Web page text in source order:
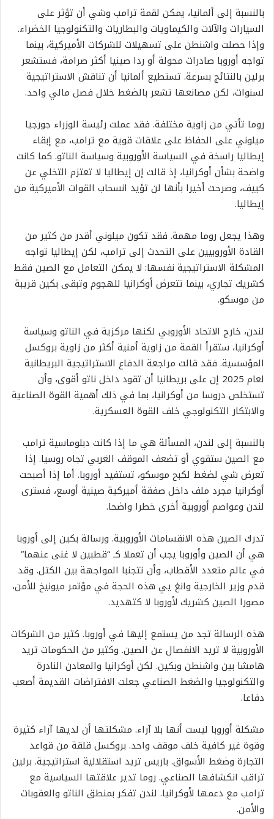
بالنسبة إلى ألمانيا، يمكن لقمة ترامب وشي أن تؤثر على
السيارات والآلات والكيماويات والبطاريات والتكنولوجيا الخضراء.
وإذا حصلت واشنطن على تسهيلات للشركات الأميركية، بينما
تواجه أوروبا صادرات محولة أو ردا صينيا أكثر صرامة، فستشعر
برلين بالنتائج بسرعة. تستطيع ألمانيا أن تناقش الاستراتيجية
لسنوات، لكن مصانعها تشعر بالضغط خلال فصل مالي واحد.
روما تأتي من زاوية مختلفة. فقد عملت رئيسة الوزراء جورجيا
ميلوني على الحفاظ على علاقات قوية مع ترامب، مع إبقاء
إيطاليا راسخة في السياسة الأوروبية وسياسة الناتو. كما كانت
واضحة بشأن أوكرانيا، إذ قالت إن إيطاليا لا تعتزم التخلي عن
كييف، وصرحت أخيرا بأنها لن تؤيد انسحاب القوات الأميركية من
إيطاليا.
وهذا يجعل روما مهمة. فقد تكون ميلوني أقدر من كثير من
القادة الأوروبيين على التحدث إلى ترامب، لكن إيطاليا تواجه
المشكلة الاستراتيجية نفسها: لا يمكن التعامل مع الصين فقط
كشريك تجاري، بينما تتعرض أوكرانيا للهجوم وتبقى بكين قريبة
من موسكو.
لندن، خارج الاتحاد الأوروبي لكنها مركزية في الناتو وسياسة
أوكرانيا، ستقرأ القمة من زاوية أمنية أكثر من زاوية بروكسل
المؤسسية. فقد قالت مراجعة الدفاع الاستراتيجية البريطانية
لعام 2025 إن على بريطانيا أن تقود داخل ناتو أقوى، وأن
تستخلص دروسا من أوكرانيا، بما في ذلك أهمية القوة الصناعية
والابتكار التكنولوجي خلف القوة العسكرية.
بالنسبة إلى لندن، المسألة هي ما إذا كانت دبلوماسية ترامب
مع الصين ستقوي أو تضعف الموقف الغربي تجاه روسيا. إذا
تعرض شي لضغط لكبح موسكو، تستفيد أوروبا. أما إذا أصبحت
أوكرانيا مجرد ملف داخل صفقة أميركية صينية أوسع، فسترى
لندن وعواصم أوروبية أخرى خطرا واضحا.
تدرك الصين هذه الانقسامات الأوروبية. ورسالة بكين إلى أوروبا
هي أن الصين وأوروبا يجب أن تعملا كـ “قطبين لا غنى عنهما”
في عالم متعدد الأقطاب، وأن تتجنبا المواجهة بين الكتل. وقد
قدم وزير الخارجية وانغ يي هذه الحجة في مؤتمر ميونيخ للأمن،
مصورا الصين كشريك لأوروبا لا كتهديد.
هذه الرسالة تجد من يستمع إليها في أوروبا. كثير من الشركات
الأوروبية لا تريد الانفصال عن الصين. وكثير من الحكومات تريد
هامشا بين واشنطن وبكين. لكن أوكرانيا والمعادن النادرة
والتكنولوجيا والضغط الصناعي جعلت الافتراضات القديمة أصعب
دفاعا.
مشكلة أوروبا ليست أنها بلا آراء. مشكلتها أن لديها آراء كثيرة
وقوة غير كافية خلف موقف واحد. بروكسل قلقة من قواعد
التجارة وضغط الأسواق. باريس تريد استقلالية استراتيجية. برلين
تراقب انكشافها الصناعي. روما تدير علاقتها السياسية مع
ترامب مع دعمها لأوكرانيا. لندن تفكر بمنطق الناتو والعقوبات
والأمن.